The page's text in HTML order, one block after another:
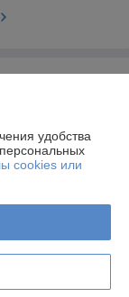
удобства
cookies или